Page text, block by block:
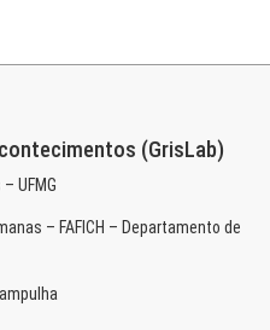
(GrisLab)
UFMG
– FAFICH – Departamento de